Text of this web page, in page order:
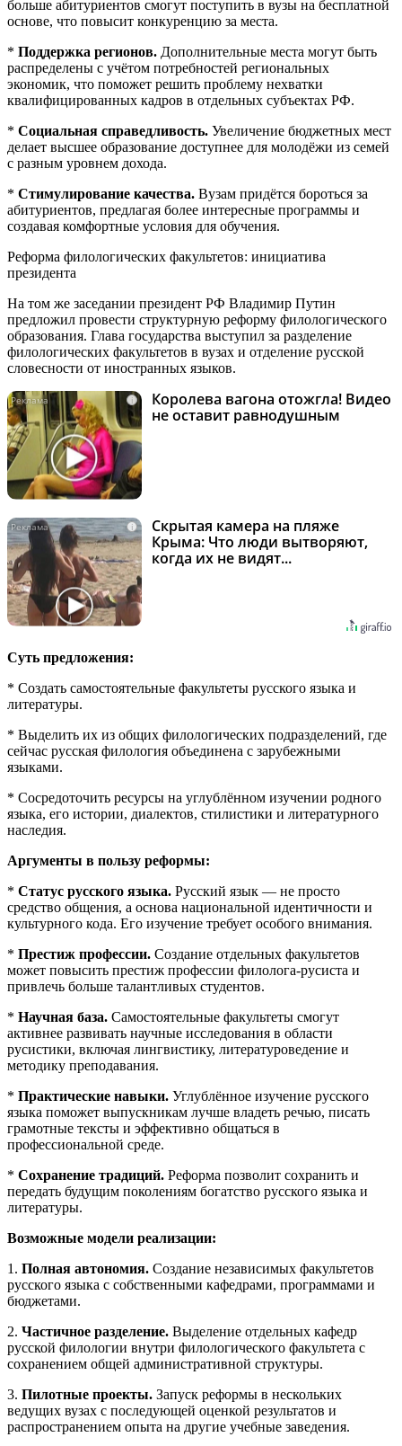
больше абитуриентов смогут поступить в вузы на бесплатной
основе, что повысит конкуренцию за места.
* Поддержка регионов. Дополнительные места могут быть
распределены с учётом потребностей региональных
экономик, что поможет решить проблему нехватки
квалифицированных кадров в отдельных субъектах РФ.
* Социальная справедливость. Увеличение бюджетных мест
делает высшее образование доступнее для молодёжи из семей
с разным уровнем дохода.
* Стимулирование качества. Вузам придётся бороться за
абитуриентов, предлагая более интересные программы и
создавая комфортные условия для обучения.
Реформа филологических факультетов: инициатива
президента
На том же заседании президент РФ Владимир Путин
предложил провести структурную реформу филологического
образования. Глава государства выступил за разделение
филологических факультетов в вузах и отделение русской
словесности от иностранных языков.
i
Королева вагона отожгла! Видео
не оставит равнодушным
i
Скрытая камера на пляже
Крыма: Что люди вытворяют,
когда их не видят...
Суть предложения:
* Создать самостоятельные факультеты русского языка и
литературы.
* Выделить их из общих филологических подразделений, где
сейчас русская филология объединена с зарубежными
языками.
* Сосредоточить ресурсы на углублённом изучении родного
языка, его истории, диалектов, стилистики и литературного
наследия.
Аргументы в пользу реформы:
* Статус русского языка. Русский язык — не просто
средство общения, а основа национальной идентичности и
культурного кода. Его изучение требует особого внимания.
* Престиж профессии. Создание отдельных факультетов
может повысить престиж профессии филолога‑русиста и
привлечь больше талантливых студентов.
* Научная база. Самостоятельные факультеты смогут
активнее развивать научные исследования в области
русистики, включая лингвистику, литературоведение и
методику преподавания.
* Практические навыки. Углублённое изучение русского
языка поможет выпускникам лучше владеть речью, писать
грамотные тексты и эффективно общаться в
профессиональной среде.
* Сохранение традиций. Реформа позволит сохранить и
передать будущим поколениям богатство русского языка и
литературы.
Возможные модели реализации:
1. Полная автономия. Создание независимых факультетов
русского языка с собственными кафедрами, программами и
бюджетами.
2. Частичное разделение. Выделение отдельных кафедр
русской филологии внутри филологического факультета с
сохранением общей административной структуры.
3. Пилотные проекты. Запуск реформы в нескольких
ведущих вузах с последующей оценкой результатов и
распространением опыта на другие учебные заведения.